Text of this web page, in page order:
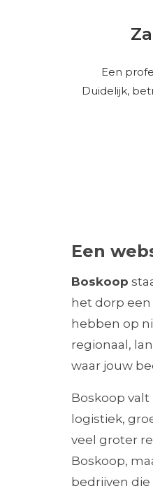
Een
Duidelijk,
Een
Boskoop
het dorp
hebben op
regionaal,
waar jouw
Boskoop
logistiek,
veel groter
Boskoop,
bedrijven